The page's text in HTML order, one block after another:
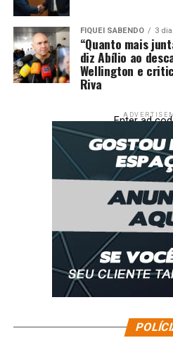
FIQUEI SABENDO 3
“Quanto mais
diz Abílio ao
Wellington e
Riva
Enter ad